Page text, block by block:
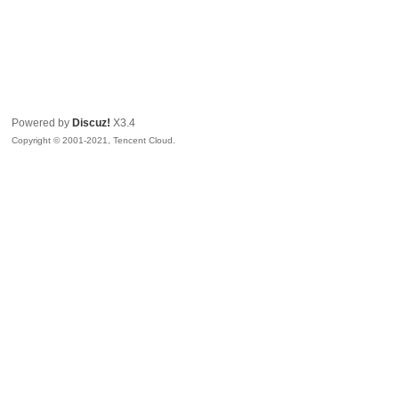
Powered by Discuz! X3.4
Copyright © 2001-2021, Tencent Cloud.